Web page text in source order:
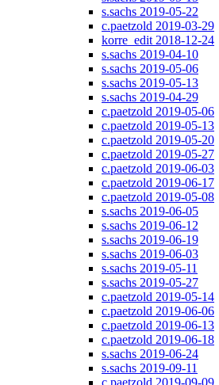
s.sachs 2019-05-22
c.paetzold 2019-03-29
korre_edit 2018-12-24
s.sachs 2019-04-10
s.sachs 2019-05-06
s.sachs 2019-05-13
s.sachs 2019-04-29
c.paetzold 2019-05-06
c.paetzold 2019-05-13
c.paetzold 2019-05-20
c.paetzold 2019-05-27
c.paetzold 2019-06-03
c.paetzold 2019-06-17
c.paetzold 2019-05-08
s.sachs 2019-06-05
s.sachs 2019-06-12
s.sachs 2019-06-19
s.sachs 2019-06-03
s.sachs 2019-05-11
s.sachs 2019-05-27
c.paetzold 2019-05-14
c.paetzold 2019-06-06
c.paetzold 2019-06-13
c.paetzold 2019-06-18
s.sachs 2019-06-24
s.sachs 2019-09-11
c.paetzold 2019-09-09